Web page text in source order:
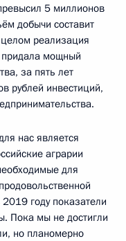
5 миллионов
добычи составит
реализация
придала мощный
за пять лет
рублей инвестиций,
нас является
аграрии
для
году показатели
Пока мы не достигли
но планомерно